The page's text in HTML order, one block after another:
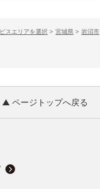
スエリアを選択 > 宮城県 > 岩沼市
ページトップへ戻る